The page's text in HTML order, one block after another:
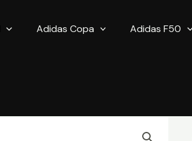
Adidas Copa Adidas F50